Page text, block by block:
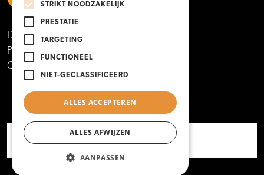
https://www.linkedin.com/school/mboamersfoort
https://www.instagram.com/mboamersfoort/
https://www.facebook.com/MBOAmersfoort
Disclaimer
Privacy- en cookieverklaring
Copyright 2025
STRIKT NOODZAKELIJK
PRESTATIE
TARGETING
FUNCTIONEEL
NIET-GECLASSIFICEERD
ALLES ACCEPTEREN
ALLES AFWIJZEN
AANPASSEN